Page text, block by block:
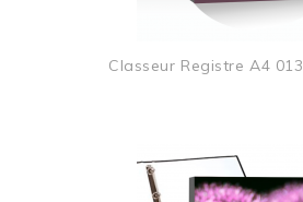
Classeur Registre A4 013